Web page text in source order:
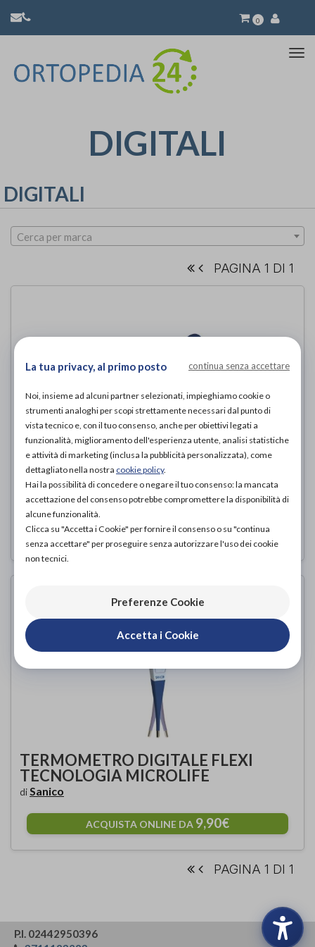
0
DIGITALI
DIGITALI
Cerca per marca
PAGINA 1 DI 1
TERMOMETRO DIGITALE BASIC
TECNOLOGIA MICROLIFE
diSanico
ACQUISTA ONLINE DA5,90€
TERMOMETRO DIGITALE FLEXI
TECNOLOGIA MICROLIFE
diSanico
ACQUISTA ONLINE DA 9,90€
PAGINA 1 DI 1
P.I. 02442950396
La tua privacy, al primo posto continua senza accettare
Noi, insieme ad alcuni partner selezionati, impieghiamo cookie o
strumenti analoghi per scopi strettamente necessari dal punto di
vista tecnico e, con il tuo consenso, anche per obiettivi legati a
funzionalità, miglioramento dell'esperienza utente, analisi statistiche
e attività di marketing (inclusa la pubblicità personalizzata), come
dettagliato nella nostra cookie policy.
Hai la possibilità di concedere o negare il tuo consenso: la mancata
accettazione del consenso potrebbe compromettere la disponibilità di
alcune funzionalità.
Clicca su "Accetta i Cookie" per fornire il consenso o su "continua
senza accettare" per proseguire senza autorizzare l'uso dei cookie
non tecnici.
Preferenze Cookie
Accetta i Cookie